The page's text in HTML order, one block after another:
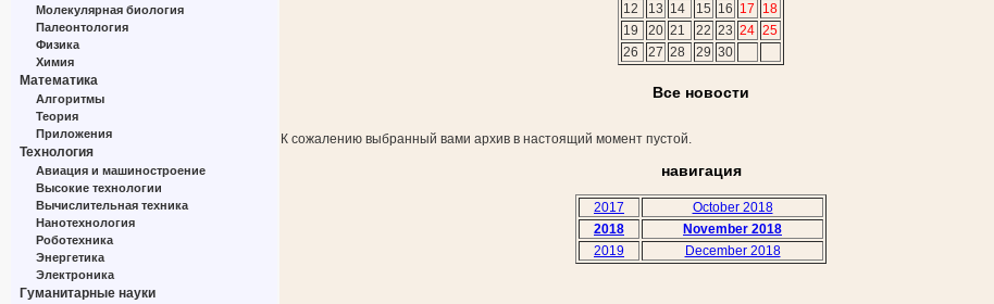
Молекулярная биология
Палеонтология
Физика
Химия
Математика
Алгоритмы
Теория
Приложения
Технология
Авиация и машиностроение
Высокие технологии
Вычислительная техника
Нанотехнология
Роботехника
Энергетика
Электроника
Гуманитарные науки
12
13 14 15 16 17
18
19
20 21 22 23 24 25
26
27 28 29 30
Все новости
К сожалению выбранный вами архив в настоящий момент пустой.
навигация
2017
October 2018
2018
November 2018
2019
December 2018